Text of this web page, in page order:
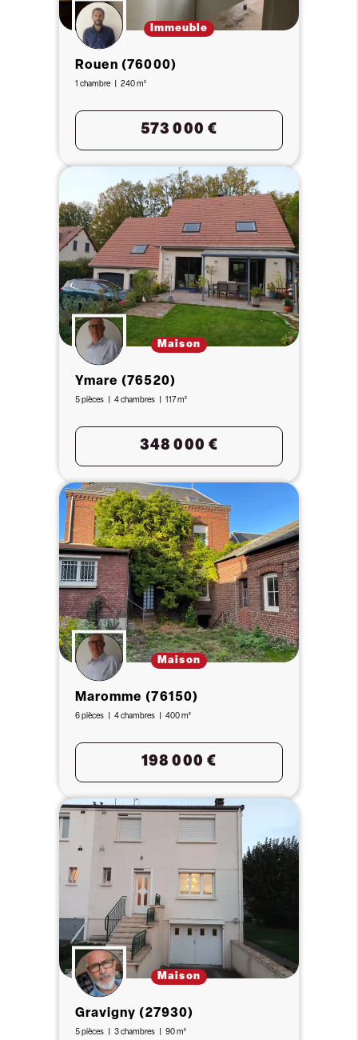
Immeuble
Rouen (76000)
1 chambre 240 m²
573 000 €
Maison
Ymare (76520)
5 pièces 4 chambres 117 m²
348 000 €
Maison
Maromme (76150)
6 pièces 4 chambres 400 m²
198 000 €
Maison
Gravigny (27930)
5 pièces 3 chambres 90 m²